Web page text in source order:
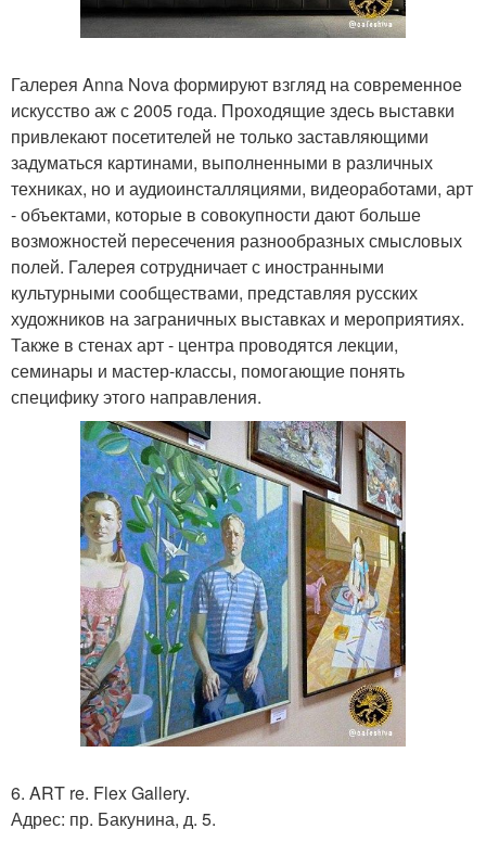
Галерея Anna Nova формируют взгляд на современное
искусство аж с 2005 года. Проходящие здесь выставки
привлекают посетителей не только заставляющими
задуматься картинами, выполненными в различных
техниках, но и аудиоинсталляциями, видеоработами, арт
- объектами, которые в совокупности дают больше
возможностей пересечения разнообразных смысловых
полей. Галерея сотрудничает с иностранными
культурными сообществами, представляя русских
художников на заграничных выставках и мероприятиях.
Также в стенах арт - центра проводятся лекции,
семинары и мастер-классы, помогающие понять
специфику этого направления.
6. ART re. Flex Gallery.
Адрес: пр. Бакунина, д. 5.